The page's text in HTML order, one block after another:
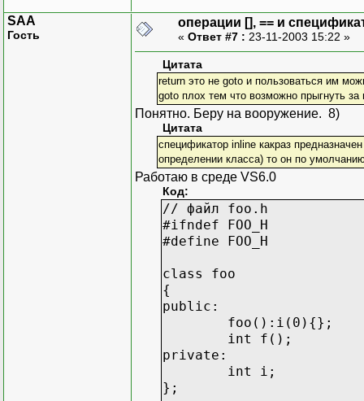
SAA
Гость
операции [], == и
« Ответ #7 : 23-11-2003 15:22 »
Цитата
return это не goto и пользоваться им
goto плох тем что возможно прыгнуть
Понятно. Беру на вооружение. 8)
Цитата
спецификатор inline какраз
определении класса) то он по
Работаю в среде VS6.0
Код:
// файл foo.h
#ifndef FOO_H
#define FOO_H
class foo
{
public:
foo():i(0){};
int f();
private:
int i;
};